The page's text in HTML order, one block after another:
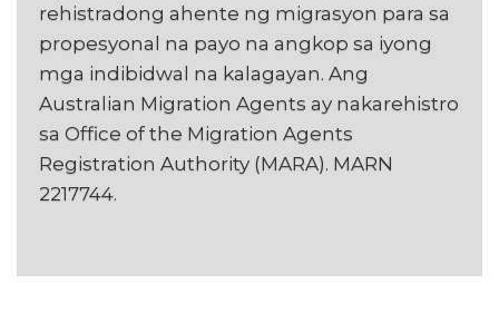
rehistradong ahente ng migrasyon para sa
propesyonal na payo na angkop sa iyong
mga indibidwal na kalagayan. Ang
Australian Migration Agents ay nakarehistro
sa Office of the Migration Agents
Registration Authority (MARA). MARN
2217744.